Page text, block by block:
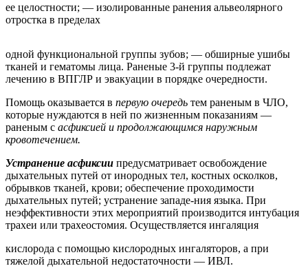
ее целостности; — изолированные ранения альвеолярного
отростка в пределах
одной функциональной группы зубов; — обширные ушибы
тканей и гематомы лица. Раненые 3-й группы подлежат
лечению в ВПГЛР и эвакуации в порядке очередности.
Помощь оказывается в первую очередь тем раненым в ЧЛО,
которые нуждаются в ней по жизненным показаниям —
раненым с асфиксией и продолжающимся наружным
кровотечением.
Устранение асфиксии предусматривает освобождение
дыхательных путей от инородных тел, костных осколков,
обрывков тканей, крови; обеспечение проходимости
дыхательных путей; устранение западе-ния языка. При
неэффективности этих мероприятий производится интубация
трахеи или трахеостомия. Осуществляется ингаляция
кислорода с помощью кислородных ингаляторов, а при
тяжелой дыхательной недостаточности — ИВЛ.